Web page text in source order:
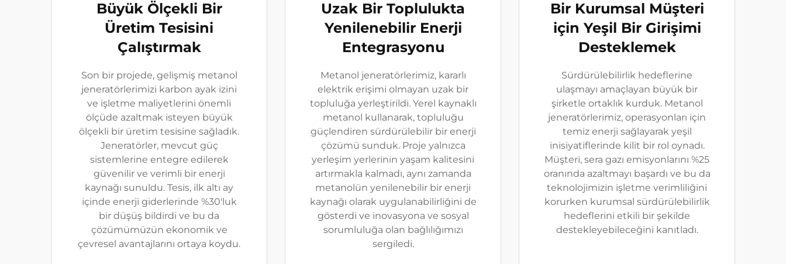
Büyük Ölçekli Bir
Üretim Tesisini
Çalıştırmak
Son bir projede, gelişmiş metanol
jeneratörlerimizi karbon ayak izini
ve işletme maliyetlerini önemli
ölçüde azaltmak isteyen büyük
ölçekli bir üretim tesisine sağladık.
Jeneratörler, mevcut güç
sistemlerine entegre edilerek
güvenilir ve verimli bir enerji
kaynağı sunuldu. Tesis, ilk altı ay
içinde enerji giderlerinde %30'luk
bir düşüş bildirdi ve bu da
çözümümüzün ekonomik ve
çevresel avantajlarını ortaya koydu.
Uzak Bir Toplulukta
Yenilenebilir Enerji
Entegrasyonu
Metanol jeneratörlerimiz, kararlı
elektrik erişimi olmayan uzak bir
topluluğa yerleştirildi. Yerel kaynaklı
metanol kullanarak, topluluğu
güçlendiren sürdürülebilir bir enerji
çözümü sunduk. Proje yalnızca
yerleşim yerlerinin yaşam kalitesini
artırmakla kalmadı, aynı zamanda
metanolün yenilenebilir bir enerji
kaynağı olarak uygulanabilirliğini de
gösterdi ve inovasyona ve sosyal
sorumluluğa olan bağlılığımızı
sergiledi.
Bir Kurumsal Müşteri
için Yeşil Bir Girişimi
Desteklemek
Sürdürülebilirlik hedeflerine
ulaşmayı amaçlayan büyük bir
şirketle ortaklık kurduk. Metanol
jeneratörlerimiz, operasyonları için
temiz enerji sağlayarak yeşil
inisiyatiflerinde kilit bir rol oynadı.
Müşteri, sera gazı emisyonlarını %25
oranında azaltmayı başardı ve bu da
teknolojimizin işletme verimliliğini
korurken kurumsal sürdürülebilirlik
hedeflerini etkili bir şekilde
destekleyebileceğini kanıtladı.